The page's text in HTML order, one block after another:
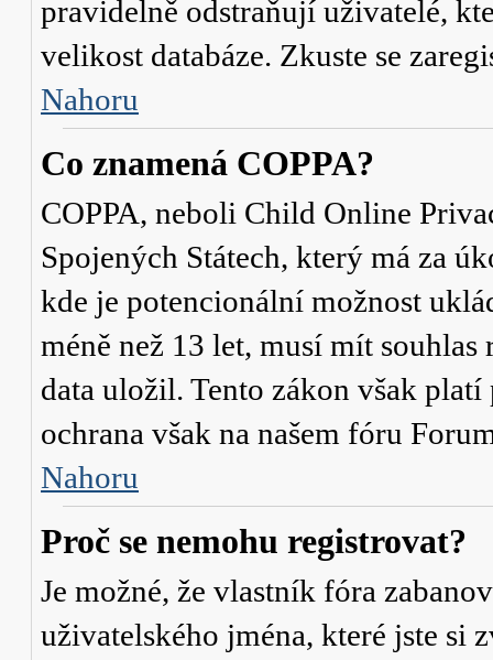
pravidelně odstraňují uživatelé,
velikost databáze. Zkuste se
Nahoru
Co znamená COPPA?
COPPA, neboli Child Online
Spojených Státech, který má za
kde je potencionální možnost
méně než 13 let, musí mít
data uložil. Tento zákon však
ochrana však na našem fóru
Nahoru
Proč se nemohu registrovat?
Je možné, že vlastník fóra
uživatelského jména, které jste